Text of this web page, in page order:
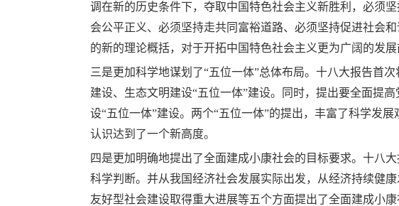
调在新的历史条件下，夺取中国特色社会主义新胜利，必须
会公平正义、必须坚持走共同富裕道路、必须坚持促进社会
的新的理论概括，对于开拓中国特色社会主义更为广阔的发展
三是更加科学地谋划了“五位一体”总体布局。十八大报告首
建设、生态文明建设“五位一体”建设。同时，提出要全面提
设“五位一体”建设。两个“五位一体”的提出，丰富了科学发
认识达到了一个新高度。
四是更加明确地提出了全面建成小康社会的目标要求。十八
科学判断。并从我国经济社会发展实际出发，从经济持续健
友好型社会建设取得重大进展等五个方面提出了全面建成小